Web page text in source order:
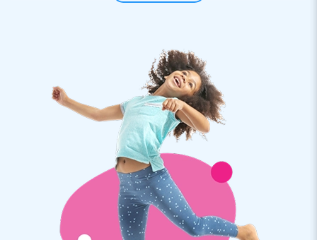
Sneller opgezet dan de finish bereikt
Het doel van dit spel is duidelijk: het team dat als eerste de
meet passeert, is de winnaar. Opzetten van het spel is een
fluitje van een cent. En natuurlijk levert JB-inflatable je alles
wat je nodig hebt om dit funbroekspel onderdeel te laten
uitmaken van jouw zeskampassortiment. Dus doen we er
ook een transportzak bij.